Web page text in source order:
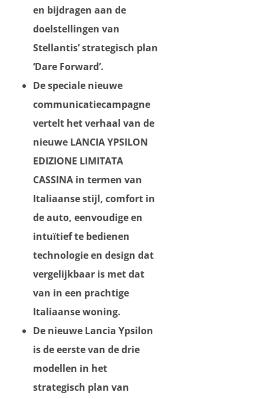
en bijdragen aan de
doelstellingen van
Stellantis’ strategisch plan
‘Dare Forward’.
De speciale nieuwe
communicatiecampagne
vertelt het verhaal van de
nieuwe LANCIA YPSILON
EDIZIONE LIMITATA
CASSINA in termen van
Italiaanse stijl, comfort in
de auto, eenvoudige en
intuïtief te bedienen
technologie en design dat
vergelijkbaar is met dat
van in een prachtige
Italiaanse woning.
De nieuwe Lancia Ypsilon
is de eerste van de drie
modellen in het
strategisch plan van